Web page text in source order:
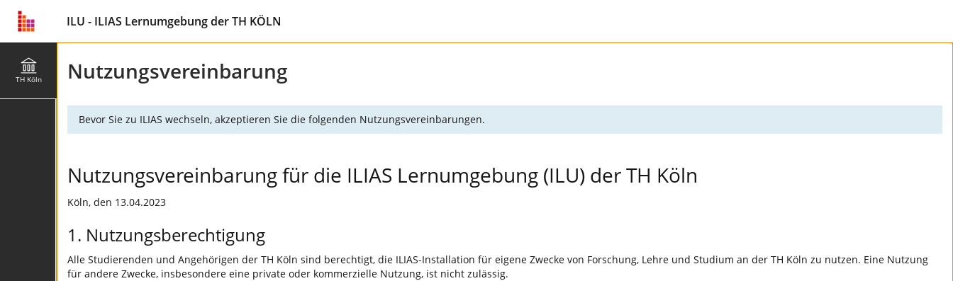
ILU - ILIAS Lernumgebung der TH KÖLN
TH Köln Nutzungsvereinbarung
Bevor Sie zu ILIAS wechseln, akzeptieren Sie die folgenden Nutzungsvereinbarungen.
Nutzungsvereinbarung für die ILIAS Lernumgebung (ILU) der TH Köln
Köln, den 13.04.2023
1. Nutzungsberechtigung
Alle Studierenden und Angehörigen der TH Köln sind berechtigt, die ILIAS-Installation für eigene Zwecke von Forschung, Lehre und Studium an der TH Köln zu nutzen. Eine Nutzung
für andere Zwecke, insbesondere eine private oder kommerzielle Nutzung, ist nicht zulässig.